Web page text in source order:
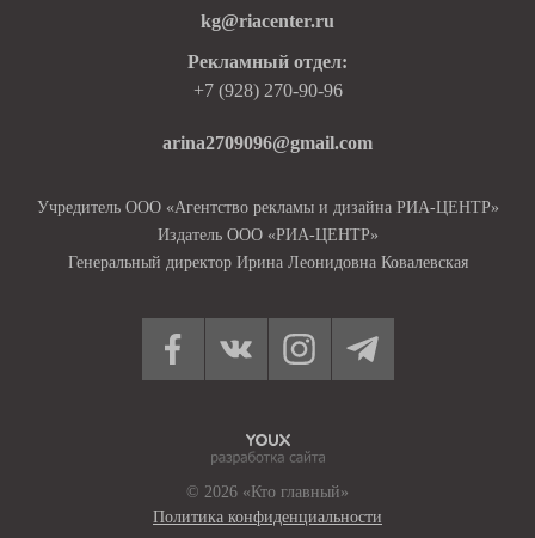
kg@riacenter.ru
Рекламный отдел:
+7 (928) 270-90-96
arina2709096@gmail.com
Учредитель ООО «Агентство рекламы и дизайна РИА-ЦЕНТР»
Издатель ООО «РИА-ЦЕНТР»
Генеральный директор Ирина Леонидовна Ковалевская
© 2026 «Кто главный»
Политика конфиденциальности